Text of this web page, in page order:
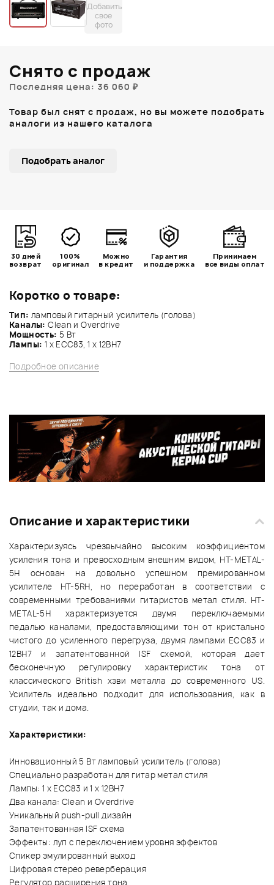
Добавить
свое
фото
Коротко о товаре:
Тип: ламповый гитарный усилитель (голова)
Каналы: Clean и Overdrive
Мощность: 5 Вт
Лампы: 1 x ЕСС83, 1 x 12BH7
Подробное описание
Снято с продаж
Последняя цена: 36 060 ₽
Товар был снят с продаж, но вы можете подобрать
аналоги из нашего каталога
Подобрать аналог
30 дней
возврат
100%
оригинал
Можно
в кредит
Гарантия
и поддержка
Принимаем
все виды оплат
Описание и характеристики
Характеризуясь чрезвычайно высоким коэффициентом
усиления тона и превосходным внешним видом, HT-METAL-
5Н основан на довольно успешном премированном
усилителе HT-5RH, но переработан в соответствии с
современными требованиями гитаристов метал стиля. HT-
METAL-5Н характеризуется двумя переключаемыми
педалью каналами, предоставляющими тон от кристально
чистого до усиленного перегруза, двумя лампами ECC83 и
12BH7 и запатентованной ISF схемой, которая дает
бесконечную регулировку характеристик тона от
классического British хэви металла до современного US.
Усилитель идеально подходит для использования, как в
студии, так и дома.
Характеристики:
Инновационный 5 Вт ламповый усилитель (голова)
Специально разработан для гитар метал стиля
Лампы: 1 x ECC83 и 1 x 12BH7
Два канала: Clean и Overdrive
Уникальный push-pull дизайн
Запатентованная ISF схема
Эффекты: луп с переключением уровня эффектов
Спикер эмулированный выход
Цифровая стерео реверберация